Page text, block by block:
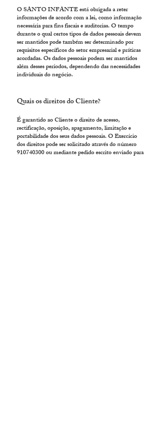
O SANTO INFANTE está obrigada a reter
informações de acordo com a lei, como informação
necessária para fins fiscais e auditorias. O tempo
durante o qual certos tipos de dados pessoais devem
ser mantidos pode também ser determinado por
requisitos específicos do setor empresarial e práticas
acordadas. Os dados pessoais podem ser mantidos
além desses períodos, dependendo das necessidades
individuais do negócio.
Quais os direitos do Cliente?
É garantido ao Cliente o direito de acesso,
rectificação, oposição, apagamento, limitação e
portabilidade dos seus dados pessoais. O Exercício
dos direitos pode ser solicitado através do número
910740300ou mediante pedido escrito enviado para